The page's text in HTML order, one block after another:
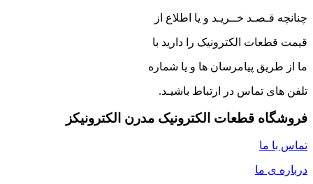
چنانچه قـصـد خــریـد و یا اطلاع از
قیمت قطعات الکترونیک را دارید با
ما از طریق پیامرسان ها و یا شماره
تلفن های تماس در ارتباط باشیـد.
فروشگاه قطعات الکترونیک مدرن الکترونیکز
تماس با ما
درباره ی ما